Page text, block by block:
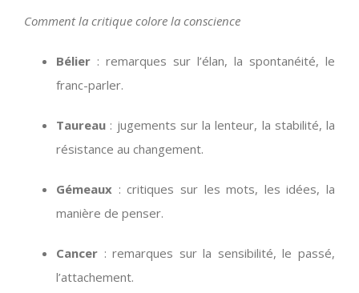
Comment la critique colore la conscience
Bélier : remarques sur l’élan, la spontanéité, le
franc-parler.
Taureau : jugements sur la lenteur, la stabilité, la
résistance au changement.
Gémeaux : critiques sur les mots, les idées, la
manière de penser.
Cancer : remarques sur la sensibilité, le passé,
l’attachement.